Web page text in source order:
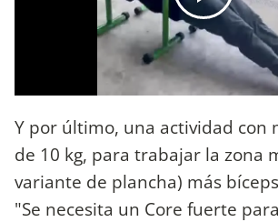
Y por último, una actividad con
de 10 kg, para trabajar la zona
variante de plancha) más
"Se necesita un Core fuerte